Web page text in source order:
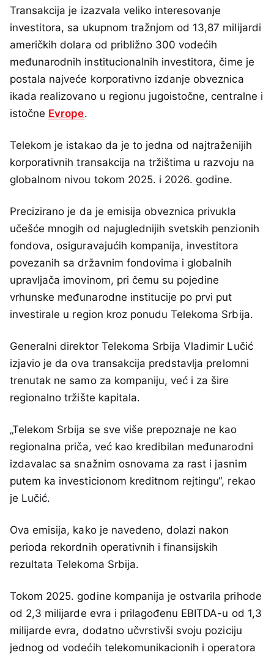
Transakcija je izazvala veliko interesovanje
investitora, sa ukupnom tražnjom od 13,87 milijardi
američkih dolara od približno 300 vodećih
međunarodnih institucionalnih investitora, čime je
postala najveće korporativno izdanje obveznica
ikada realizovano u regionu jugoistočne, centralne i
istočne Evrope.
Telekom je istakao da je to jedna od najtraženijih
korporativnih transakcija na tržištima u razvoju na
globalnom nivou tokom 2025. i 2026. godine.
Precizirano je da je emisija obveznica privukla
učešće mnogih od najuglednijih svetskih penzionih
fondova, osiguravajućih kompanija, investitora
povezanih sa državnim fondovima i globalnih
upravljača imovinom, pri čemu su pojedine
vrhunske međunarodne institucije po prvi put
investirale u region kroz ponudu Telekoma Srbija.
Generalni direktor Telekoma Srbija Vladimir Lučić
izjavio je da ova transakcija predstavlja prelomni
trenutak ne samo za kompaniju, već i za šire
regionalno tržište kapitala.
„Telekom Srbija se sve više prepoznaje ne kao
regionalna priča, već kao kredibilan međunarodni
izdavalac sa snažnim osnovama za rast i jasnim
putem ka investicionom kreditnom rejtingu“, rekao
je Lučić.
Ova emisija, kako je navedeno, dolazi nakon
perioda rekordnih operativnih i finansijskih
rezultata Telekoma Srbija.
Tokom 2025. godine kompanija je ostvarila prihode
od 2,3 milijarde evra i prilagođenu EBITDA-u od 1,3
milijarde evra, dodatno učvrstivši svoju poziciju
jednog od vodećih telekomunikacionih i operatora